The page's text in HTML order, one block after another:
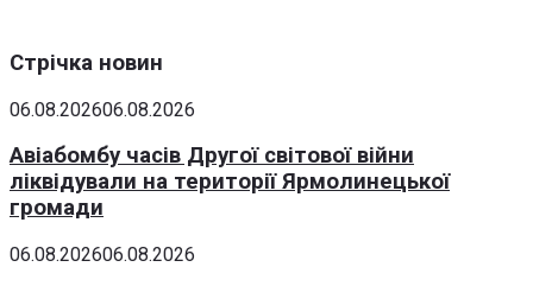
Стрічка новин
06.08.202606.08.2026
Авіабомбу часів Другої світової війни
ліквідували на території Ярмолинецької
громади
06.08.202606.08.2026